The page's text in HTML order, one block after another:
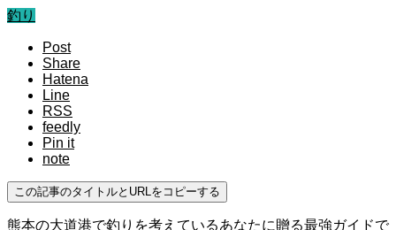
釣り
Post
Share
Hatena
Line
RSS
feedly
Pin it
note
この記事のタイトルとURLをコピーする
熊本の大道港で釣りを考えているあなたに贈る最強ガイドで